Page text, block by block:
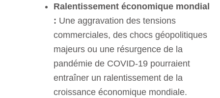
Ralentissement économique mondial
: Une aggravation des tensions
commerciales, des chocs géopolitiques
majeurs ou une résurgence de la
pandémie de COVID-19 pourraient
entraîner un ralentissement de la
croissance économique mondiale.